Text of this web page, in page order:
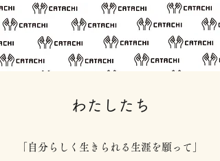
​わたしたち
「自分らしく生きられる生涯を願って」